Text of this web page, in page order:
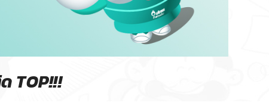
TOP!!!